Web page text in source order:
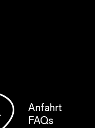
Anfahrt
FAQs